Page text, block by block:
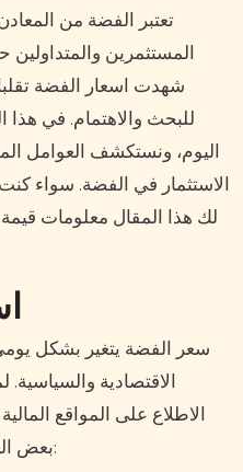
تعتبر الفضة من المعادن الثمينة التي لطالما جذبت انتباه
المستثمرين والمتداولين
شهدت اسعار الفضة
للبحث والاهتمام. في
اليوم، ونستكشف العوامل
الاستثمار في الفضة. سواء كنت
لك هذا المقال معلومات
سعر الفضة يتغير بشكل
الاقتصادية
الاطلاع على المواقع
بعض العوامل المؤثرة في اسعار الفضة: